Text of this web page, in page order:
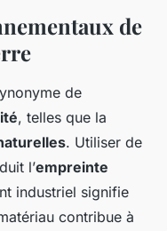
de
de
, telles que la
. Utiliser de
l’empreinte
industriel signifie
contribue à